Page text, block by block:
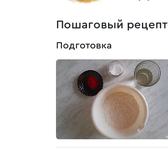
Пошаговый рецепт
Подготовка